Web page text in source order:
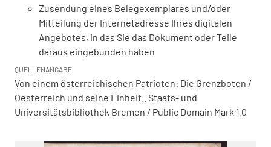
Zusendung eines Belegexemplares und/oder
Mitteilung der Internetadresse Ihres digitalen
Angebotes, in das Sie das Dokument oder Teile
daraus eingebunden haben
QUELLENANGABE
Von einem österreichischen Patrioten: Die Grenzboten /
Oesterreich und seine Einheit.. Staats- und
Universitätsbibliothek Bremen / Public Domain Mark 1.0